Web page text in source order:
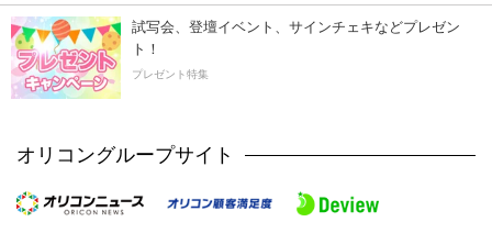
試写会、登壇イベント、サインチェキなどプレゼン
ト！
プレゼント特集
オリコングループサイト